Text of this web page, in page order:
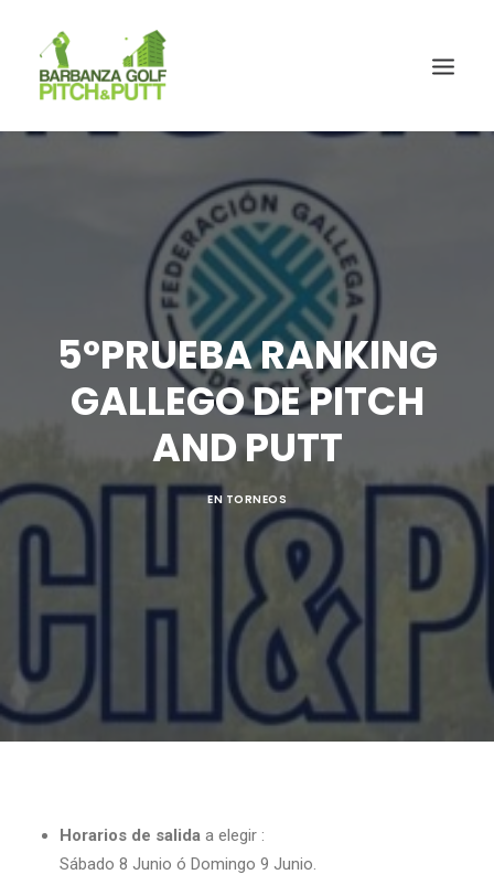
5ºPRUEBA RANKING
GALLEGO DE PITCH
AND PUTT
EN TORNEOS
Horarios de salida a elegir :
Sábado 8 Junio ó Domingo 9 Junio.